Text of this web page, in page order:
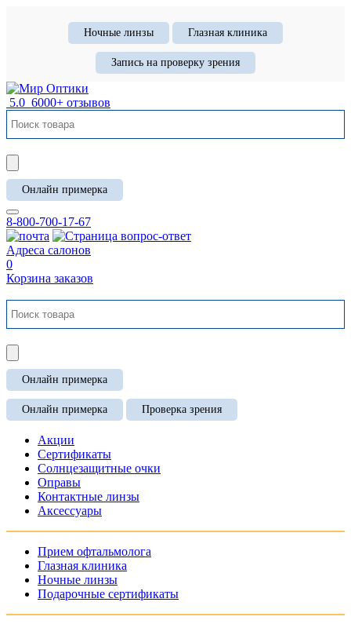
Ночные линзы Глазная клиника
Запись на проверку зрения
5.0 6000+ отзывов
Онлайн примерка
8-800-700-17-67
Адреса салонов
0
Корзина заказов
Онлайн примерка
Онлайн примерка Проверка зрения
Акции
Сертификаты
Солнцезащитные очки
Оправы
Контактные линзы
Аксессуары
Прием офтальмолога
Глазная клиника
Ночные линзы
Подарочные сертификаты